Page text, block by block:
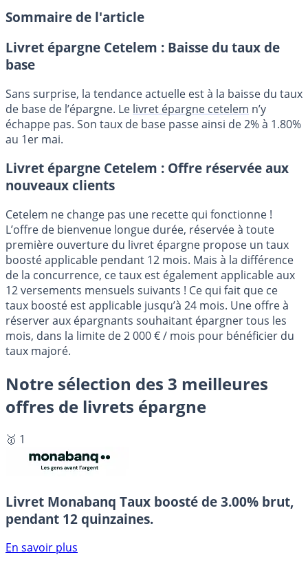
Sommaire de l'article
Livret épargne Cetelem : Baisse du taux de
base
Sans surprise, la tendance actuelle est à la baisse du taux
de base de l’épargne. Le livret épargne cetelem n’y
échappe pas. Son taux de base passe ainsi de 2% à 1.80%
au 1er mai.
Livret épargne Cetelem : Offre réservée aux
nouveaux clients
Cetelem ne change pas une recette qui fonctionne !
L’offre de bienvenue longue durée, réservée à toute
première ouverture du livret épargne propose un taux
boosté applicable pendant 12 mois. Mais à la différence
de la concurrence, ce taux est également applicable aux
12 versements mensuels suivants ! Ce qui fait que ce
taux boosté est applicable jusqu’à 24 mois. Une offre à
réserver aux épargnants souhaitant épargner tous les
mois, dans la limite de 2 000 € / mois pour bénéficier du
taux majoré.
Notre sélection des 3 meilleures
offres de livrets épargne
🥇 1
Livret Monabanq Taux boosté de 3.00% brut,
pendant 12 quinzaines.
En savoir plus